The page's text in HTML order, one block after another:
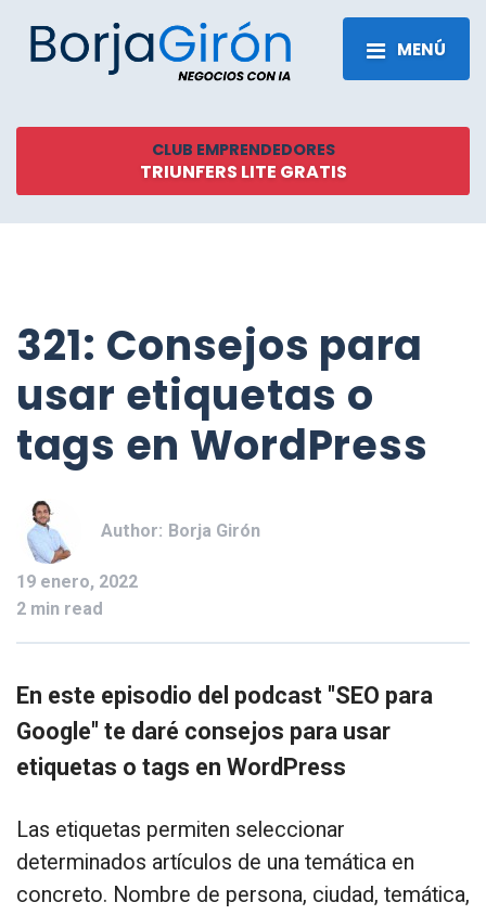
MENÚ
CLUB EMPRENDEDORES
TRIUNFERS LITE GRATIS
321: Consejos para
usar etiquetas o
tags en WordPress
Author: Borja Girón
19 enero, 2022
2 min read
En este episodio del podcast "SEO para
Google" te daré consejos para usar
etiquetas o tags en WordPress
Las etiquetas permiten seleccionar
determinados artículos de una temática en
concreto. Nombre de persona, ciudad, temática,